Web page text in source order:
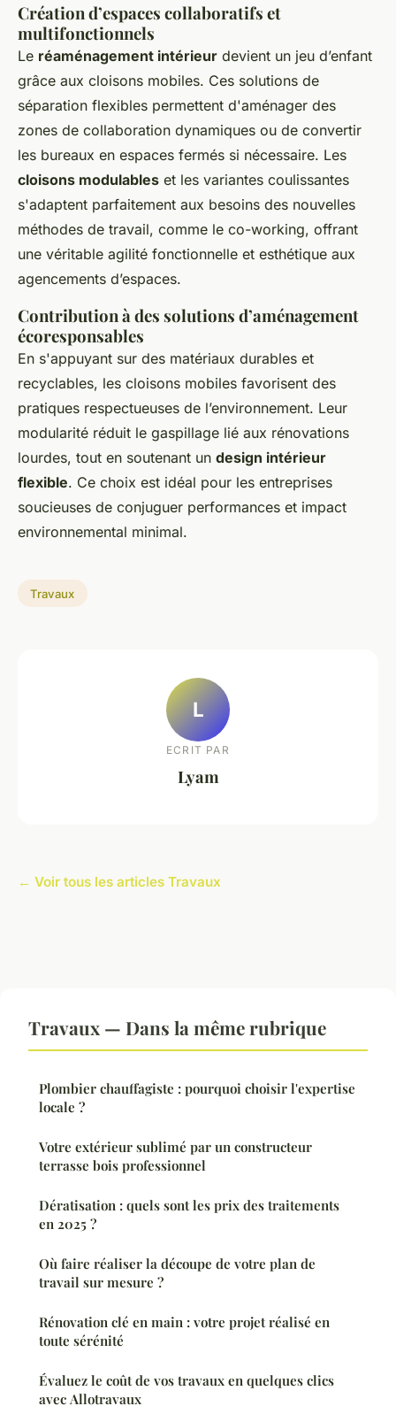
Création d’espaces collaboratifs et
multifonctionnels
Le réaménagement intérieur devient un jeu d’enfant
grâce aux cloisons mobiles. Ces solutions de
séparation flexibles permettent d'aménager des
zones de collaboration dynamiques ou de convertir
les bureaux en espaces fermés si nécessaire. Les
cloisons modulables et les variantes coulissantes
s'adaptent parfaitement aux besoins des nouvelles
méthodes de travail, comme le co-working, offrant
une véritable agilité fonctionnelle et esthétique aux
agencements d’espaces.
Contribution à des solutions d’aménagement
écoresponsables
En s'appuyant sur des matériaux durables et
recyclables, les cloisons mobiles favorisent des
pratiques respectueuses de l’environnement. Leur
modularité réduit le gaspillage lié aux rénovations
lourdes, tout en soutenant un design intérieur
flexible. Ce choix est idéal pour les entreprises
soucieuses de conjuguer performances et impact
environnemental minimal.
Travaux
L
ECRIT PAR
Lyam
← Voir tous les articles Travaux
Travaux — Dans la même rubrique
Plombier chauffagiste : pourquoi choisir l'expertise
locale ?
Votre extérieur sublimé par un constructeur
terrasse bois professionnel
Dératisation : quels sont les prix des traitements
en 2025 ?
Où faire réaliser la découpe de votre plan de
travail sur mesure ?
Rénovation clé en main : votre projet réalisé en
toute sérénité
Évaluez le coût de vos travaux en quelques clics
avec Allotravaux